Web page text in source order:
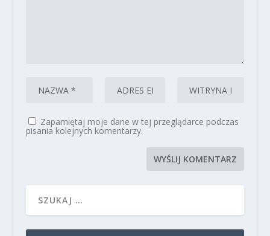
Zapamiętaj moje dane w tej przeglądarce podczas
pisania kolejnych komentarzy.